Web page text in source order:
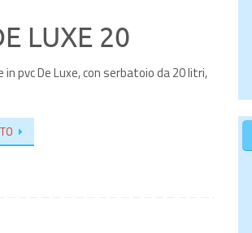
LUXE 20
in pvc De Luxe, con serbatoio da 20 litri,